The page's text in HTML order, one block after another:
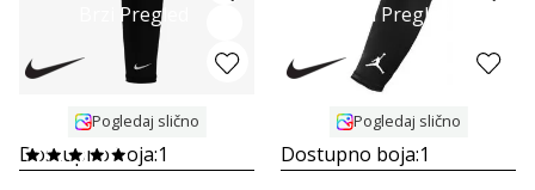
Brzi Pregled
Pogledaj slično
Dostupno boja:1
Brzi Pregled
Pogledaj slično
Dostupno boja:1